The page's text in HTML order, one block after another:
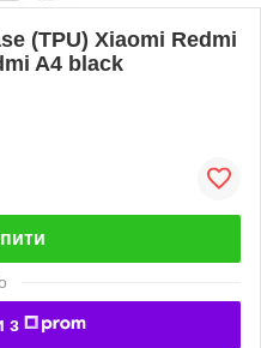
(TPU) Xiaomi Redmi
A4 black
з